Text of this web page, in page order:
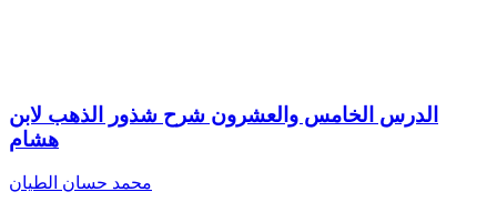
الدرس الخامس والعشرون شرح شذور الذهب لابن
هشام
محمد حسان الطيان